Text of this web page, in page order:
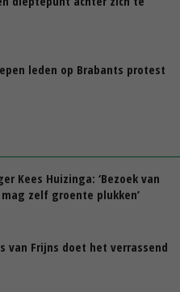
leden op Brabants protest
Kees Huizinga: ‘Bezoek van
zelf groente plukken’
van Frijns doet het verrassend